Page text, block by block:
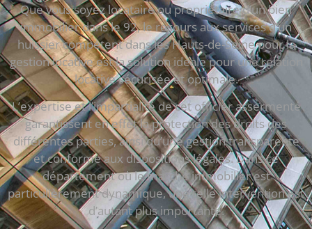
Que vous soyez locataire ou propriétaire d’un bien
immobilier dans le 92, le recours aux services d’un
huissier compétent dans les Hauts-de-Seine pour la
gestion locative est la solution idéale pour une relation
locative sécurisée et optimale.
L’expertise et l’impartialité de cet officier assermenté
garantissent en effet la protection des droits des
différentes parties, ainsi qu’une gestion transparente
et conforme aux dispositions légales. Dans ce
département où le marché immobilier est
particulièrement dynamique, une telle intervention est
d’autant plus importante.